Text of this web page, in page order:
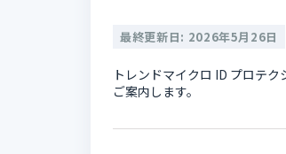
最終更新日: 2026年5月26日
トレンドマイクロ ID プロテ
ご案内します。